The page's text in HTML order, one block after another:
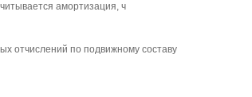
амортизация, ч
отчислений по подвижному составу